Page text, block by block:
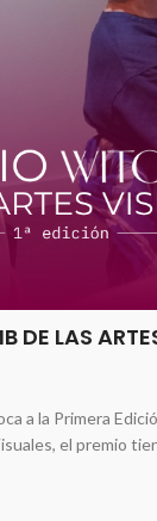
DE LAS
a la Primera
el premio